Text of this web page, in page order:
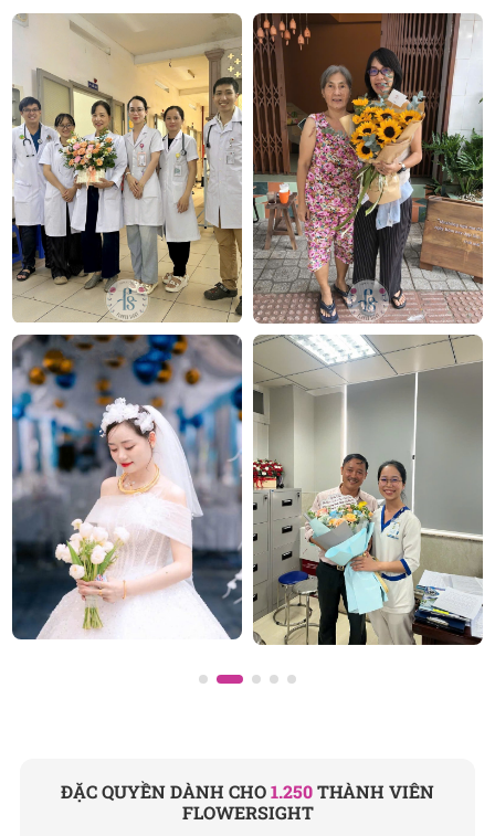
Lẵng hoa lan hồ điệp vàng trắng
Tại FlowerSight, bạn luôn tìm được mẫuhoa chúc
mừngthích hợp cho mọi dịp quan trọng – dù nhỏ
hay lớn như:
Hoa 8 3
Hoa 20 10
Công ty TNHH Hoa Tươi FLOWERSIGHT –Shop
hoa tươiTP.HCM
FlowerSight làshop hoachuyên cung cấphoa tươi
HCMvà toàn quốc với dịch vụ giao nhanh, đúng
hẹn. Mỗi sản phẩm là một tác phẩm nghệ thuật
được thiết kế bởi đội ngũ chuyên nghiệp, trong đó có
nhà thiết kế Thanh Thủy Florist.
Chúng tôi mang đến đa dạng các mẫu hoa:hoa sinh
nhật,hoa khai trương hoa cưới đẹp, đặc biệt là các
mẫubó hoa cướiđược chăm chút kỹ lưỡng.
TIỆM HOA TƯƠI FLOWERSIGHT
Hotline: 093 407 2575
ĐẶC QUYỀN DÀNH CHO1.250THÀNH VIÊN
FLOWERSIGHT